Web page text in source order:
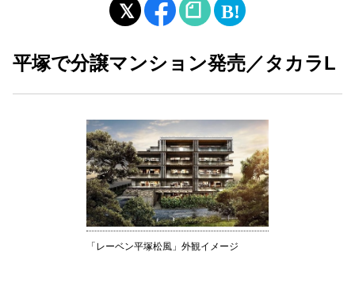
平塚で分譲マンション発売／タカラL
「レーベン平塚松風」外観イメージ